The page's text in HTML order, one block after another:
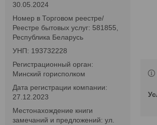
30.05.2024
Номер в Торговом реестре/
Реестре бытовых услуг: 581855,
Республика Беларусь
УНП: 193732228
Регистрационный орган:
Минский горисполком
Дата регистрации компании:
27.12.2023
Местонахождение книги
замечаний и предложений: ул.